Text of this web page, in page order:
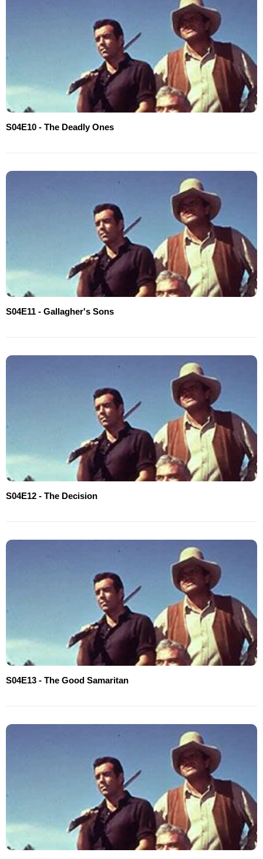
S04E10 - The Deadly Ones
S04E11 - Gallagher's Sons
S04E12 - The Decision
S04E13 - The Good Samaritan